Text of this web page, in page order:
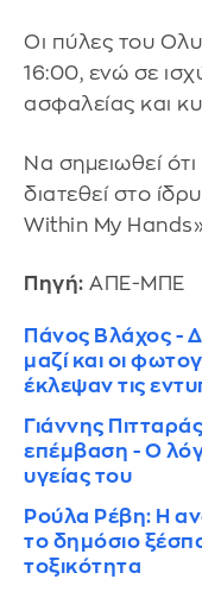
Οι πύλες του
16:00, ενώ σε
ασφαλείας και
Να σημειωθεί
διατεθεί στο
Within My
Πηγή: ΑΠΕ-ΜΠΕ
Πάνος Βλάχος -
μαζί και οι
έκλεψαν τις
Γιάννης
επέμβαση - Ο
υγείας του
Ρούλα Ρέβη: Η
το δημόσιο
τοξικότητα